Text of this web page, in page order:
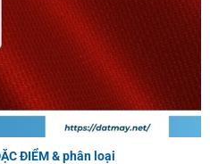
ĐIỂM & phân loại